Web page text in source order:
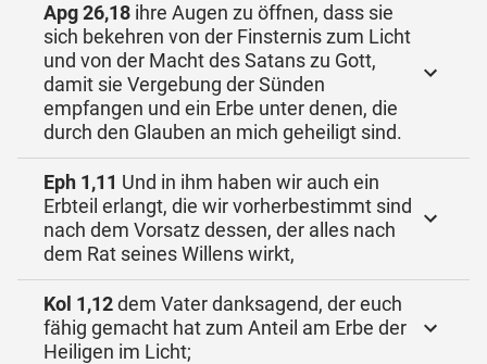
Apg 26,18 ihre Augen zu öffnen, dass sie
sich bekehren von der Finsternis zum Licht
und von der Macht des Satans zu Gott,
damit sie Vergebung der Sünden
empfangen und ein Erbe unter denen, die
durch den Glauben an mich geheiligt sind.
Eph 1,11 Und in ihm haben wir auch ein
Erbteil erlangt, die wir vorherbestimmt sind
nach dem Vorsatz dessen, der alles nach
dem Rat seines Willens wirkt,
Kol 1,12dem Vater danksagend, der euch
fähig gemacht hat zum Anteil am Erbe der
Heiligen im Licht;